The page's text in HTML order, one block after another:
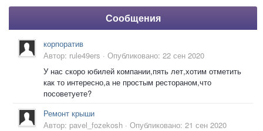
Сообщения
корпоратив
Автор: rule49ers · Опубликовано: 22 сен 2020
У нас скоро юбилей компании,пять лет,хотим отметить
как то интересно,а не простым рестораном,что
посоветуете?
Ремонт крыши
Автор: pavel_fozekosh · Опубликовано: 21 сен 2020